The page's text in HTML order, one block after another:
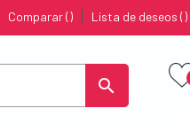
Lista de deseos
Comparar
